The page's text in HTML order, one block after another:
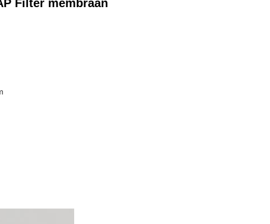
Filter membraan